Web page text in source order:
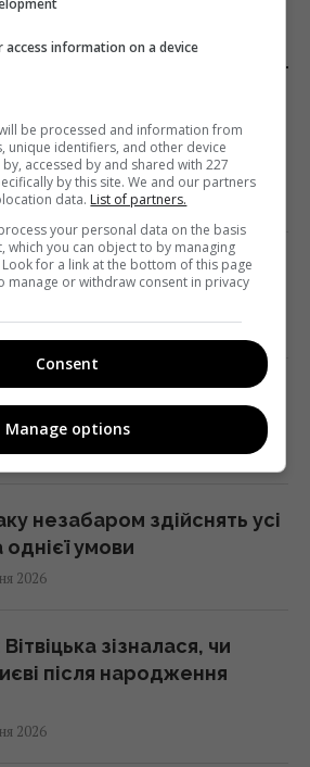
І СВІТУ
масовані удари по
ескалацією атаки в тил
2026
зробили прорив у
раку мозку
2026
скільки отримає
ніколи не працював
2026
незабаром здійснять усі
однієї умови
2026
зізналася, чи
після народження
2026
access information on a device
be processed and information from
unique identifiers, and other device
accessed by and shared with 227
by this site. We and our partners
data. List of partners.
your personal data on the basis
which you can object to by managing
for a link at the bottom of this page
manage or withdraw consent in privacy
Consent
Manage options